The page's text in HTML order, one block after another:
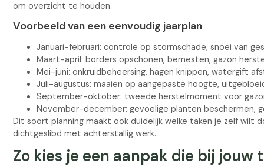
om overzicht te houden.
Voorbeeld van een eenvoudig jaarplan
Januari-februari: controle op stormschade, snoei van
Maart-april: borders opschonen, bemesten, gazon
Mei-juni: onkruidbeheersing, hagen knippen, watergift
Juli-augustus: maaien op aangepaste hoogte,
September-oktober: tweede herstelmoment voor
November-december: gevoelige planten beschermen,
Dit soort planning maakt ook duidelijk welke taken je zelf
dichtgeslibd met achterstallig werk.
Zo kies je een aanpak die bij jouw